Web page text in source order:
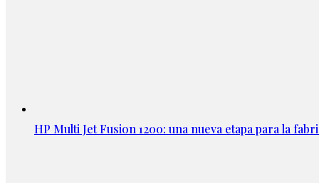
HP Multi Jet Fusion 1200: una nueva etapa para la